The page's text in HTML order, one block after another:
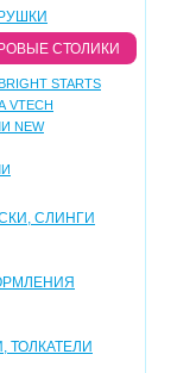
СТОЛИКИ
STARTS
NEW
СЛИНГИ
ТОЛКАТЕЛИ